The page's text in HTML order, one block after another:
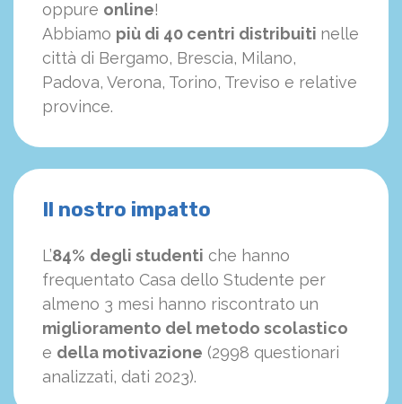
oppure online!
Abbiamo più di 40 centri distribuiti nelle
città di Bergamo, Brescia, Milano,
Padova, Verona, Torino, Treviso e relative
province.
Il nostro impatto
L’84% degli studenti che hanno
frequentato Casa dello Studente per
almeno 3 mesi hanno riscontrato un
miglioramento del metodo scolastico
e della motivazione (2998 questionari
analizzati, dati 2023).